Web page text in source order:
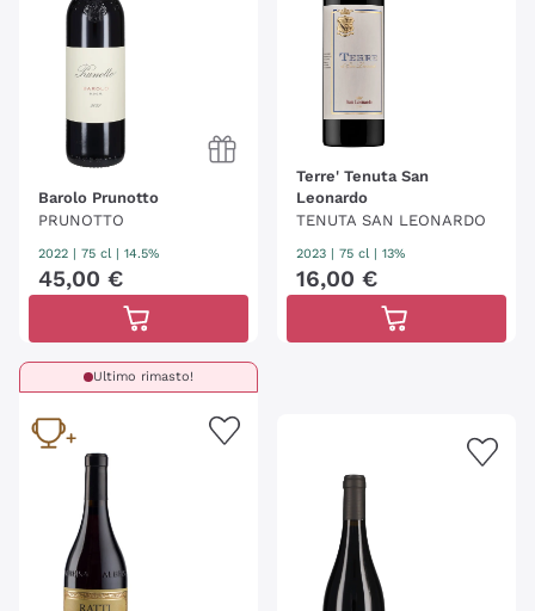
Barolo Prunotto
PRUNOTTO
2022 | 75 cl | 14.5%
45,00 €
Terre' Tenuta San
Leonardo
TENUTA SAN LEONARDO
2023 | 75 cl | 13%
16,00 €
Ultimo rimasto!